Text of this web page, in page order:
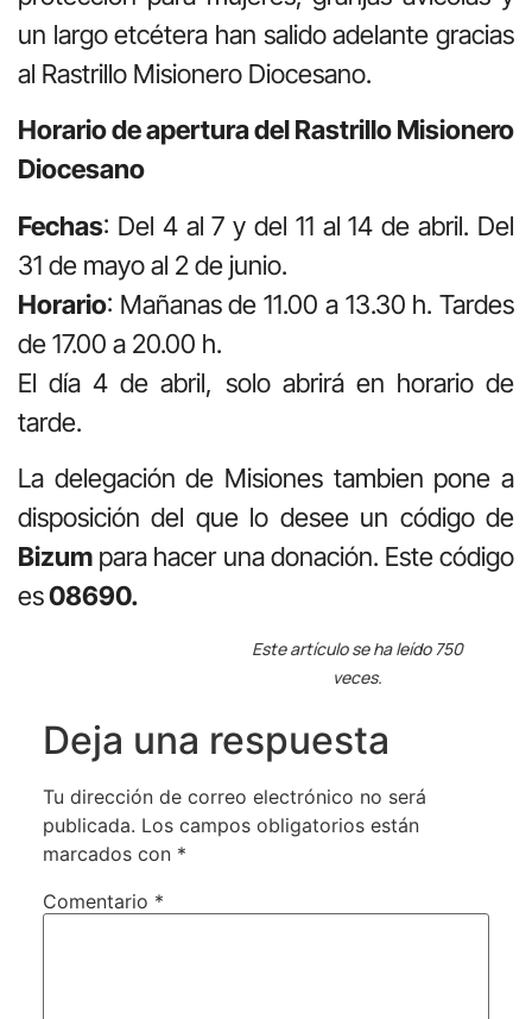
un largo etcétera han salido adelante gracias
al Rastrillo Misionero Diocesano.
Horario de apertura del Rastrillo Misionero
Diocesano
Fechas: Del 4 al 7 y del 11 al 14 de abril. Del
31 de mayo al 2 de junio.
Horario: Mañanas de 11.00 a 13.30 h. Tardes
de 17.00 a 20.00 h.
El día 4 de abril, solo abrirá en horario de
tarde.
La delegación de Misiones tambien pone a
disposición del que lo desee un código de
Bizum para hacer una donación. Este código
es08690.
Este artículo se ha leído 750
veces.
Deja una respuesta
Tu dirección de correo electrónico no será
publicada. Los campos obligatorios están
marcados con *
Comentario *